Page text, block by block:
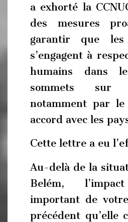
a exhorté la
des mesures
garantir que les
s’engagent à
humains dans
sommets
notamment par
accord avec les
Cette lettre a eu
Au-delà de la
Belém,
important de
précédent qu’elle